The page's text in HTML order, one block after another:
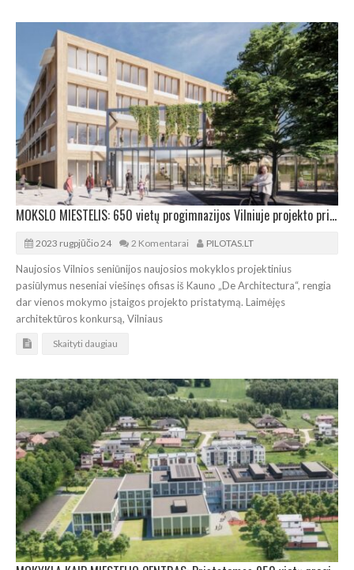
MOKSLO MIESTELIS: 650 vietų progimnazijos Vilniuje projekto pristatymas
2023 rugpjūčio 24 2 Komentarai PILOTAS.LT
Naujosios Vilnios seniūnijos naujosios mokyklos projektinius
pasiūlymus neseniai viešinęs ofisas iš Kauno „De Architectura“, rengia
dar vienos mokymo įstaigos projekto pristatymą. Laimėjęs
architektūros konkursą, Vilniaus
Skaityti daugiau